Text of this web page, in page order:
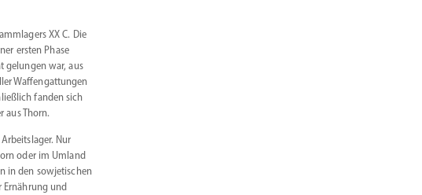
XX C. Die
ersten Phase
gelungen war, aus
Waffen­gat­tungen
fanden sich
aus Thorn.
Nur
oder im Umland
in den sowje­ti­schen
Ernährung und